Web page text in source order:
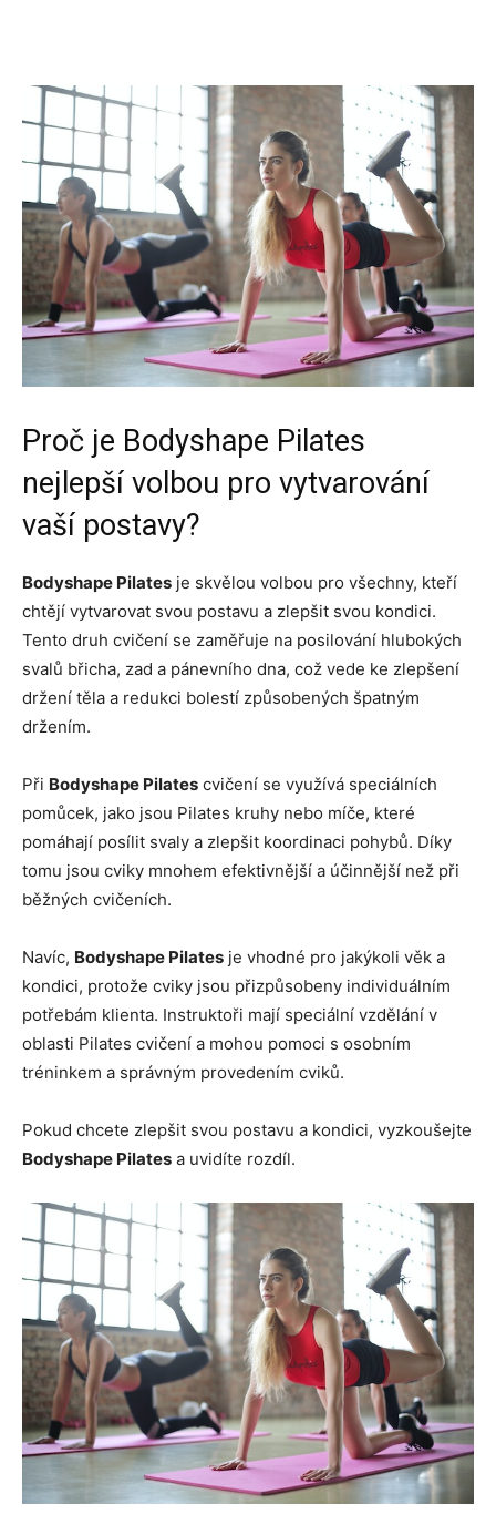
Proč je Bodyshape Pilates
nejlepší volbou pro vytvarování
vaší postavy?
Bodyshape Pilates je skvělou volbou pro všechny, kteří
chtějí vytvarovat svou postavu a zlepšit svou kondici.
Tento druh cvičení se zaměřuje na posilování hlubokých
svalů břicha, zad a pánevního dna, což vede ke zlepšení
držení těla a redukci bolestí způsobených špatným
držením.
Při Bodyshape Pilates cvičení se využívá speciálních
pomůcek, jako jsou Pilates kruhy nebo míče, které
pomáhají posílit svaly a zlepšit koordinaci pohybů. Díky
tomu jsou cviky mnohem efektivnější a účinnější než při
běžných cvičeních.
Navíc, Bodyshape Pilates je vhodné pro jakýkoli věk a
kondici, protože cviky jsou přizpůsobeny individuálním
potřebám klienta. Instruktoři mají speciální vzdělání v
oblasti Pilates cvičení a mohou pomoci s osobním
tréninkem a správným provedením cviků.
Pokud chcete zlepšit svou postavu a kondici, vyzkoušejte
Bodyshape Pilates a uvidíte rozdíl.